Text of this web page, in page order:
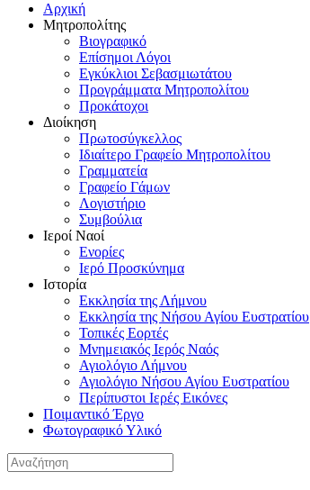
Αρχική
Μητροπολίτης
Βιογραφικό
Επίσημοι Λόγοι
Εγκύκλιοι Σεβασμιωτάτου
Προγράμματα Μητροπολίτου
Προκάτοχοι
Διοίκηση
Πρωτοσύγκελλος
Ιδιαίτερο Γραφείο Μητροπολίτου
Γραμματεία
Γραφείο Γάμων
Λογιστήριο
Συμβούλια
Ιεροί Ναοί
Ενορίες
Ιερό Προσκύνημα
Ιστορία
Εκκλησία της Λήμνου
Εκκλησία της Νήσου Αγίου Ευστρατίου
Τοπικές Εορτές
Μνημειακός Ιερός Ναός
Αγιολόγιο Λήμνου
Αγιολόγιο Νήσου Αγίου Ευστρατίου
Περίπυστοι Ιερές Εικόνες
Ποιμαντικό Έργο
Φωτογραφικό Υλικό